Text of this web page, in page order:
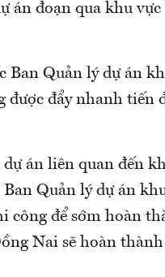
án đoạn qua khu
Ban Quản lý dự án
đẩy nhanh tiến
án liên quan đến
Quản lý dự án
công để sớm hoàn
Nai sẽ hoàn